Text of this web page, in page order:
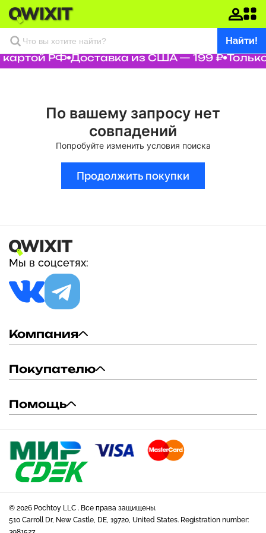
Найти!
РФ Доставка из США — 199 ₽
По вашему запросу нет
совпадений
Попробуйте изменить условия поиска
Продолжить покупки
Мы в соцсетях:
Компания
Покупателю
Помощь
© 2026 Pochtoy LLC . Все права защищены.
510 Carroll Dr, New Castle, DE, 19720, United States. Registration number: